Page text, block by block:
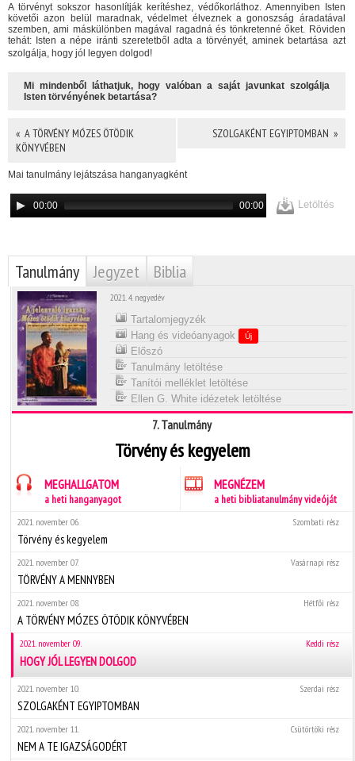
A törvényt sokszor hasonlítják kerítéshez, védőkorláthoz. Amennyiben Isten
követői azon belül maradnak, védelmet élveznek a gonoszság áradatával
szemben, ami máskülönben magával ragadná és tönkretenné őket. Röviden
tehát: Isten a népe iránti szeretetből adta a törvényét, aminek betartása azt
szolgálja, hogy jól legyen dolgod!
Mi mindenből láthatjuk, hogy valóban a saját javunkat szolgálja
Isten törvényének betartása?
« A TÖRVÉNY MÓZES ÖTÖDIK
KÖNYVÉBEN
SZOLGAKÉNT EGYIPTOMBAN »
Mai tanulmány lejátszása hanganyagként
00:00 00:00 Letöltés
Tanulmány Jegyzet Biblia
2021. 4. negyedév
Tartalomjegyzék
Hang és videóanyagok
Új
Előszó
Tanulmány letöltése
Tanítói melléklet letöltése
Ellen G. White idézetek letöltése
7. Tanulmány
Törvény és kegyelem
MEGHALLGATOM
a heti hanganyagot
MEGNÉZEM
a heti bibliatanulmány videóját
Szombati rész
2021. november 06.
Törvény és kegyelem
Vasárnapi rész
2021. november 07.
TÖRVÉNY A MENNYBEN
Hétfői rész
2021. november 08.
A TÖRVÉNY MÓZES ÖTÖDIK KÖNYVÉBEN
Keddi rész
2021. november 09.
HOGY JÓL LEGYEN DOLGOD
Szerdai rész
2021. november 10.
SZOLGAKÉNT EGYIPTOMBAN
Csütörtöki rész
2021. november 11.
NEM A TE IGAZSÁGODÉRT